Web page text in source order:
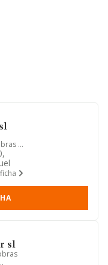
en
sl